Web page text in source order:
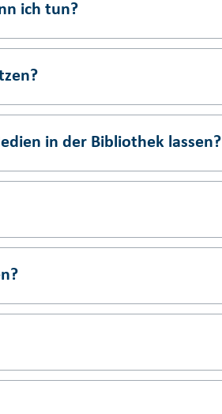
ich tun?
in der Bibliothek lassen?